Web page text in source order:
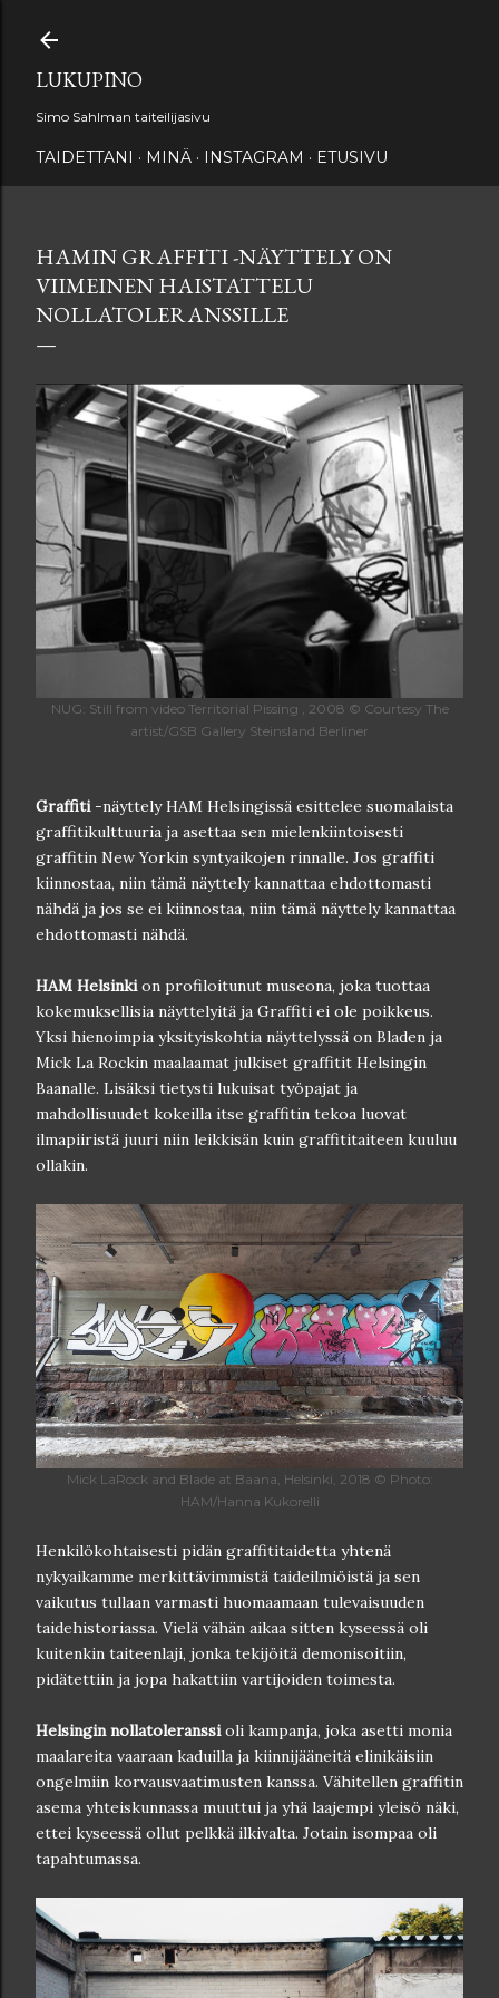
LUKUPINO
Simo Sahlman taiteilijasivu
TAIDETTANI MINÄ INSTAGRAM ETUSIVU
HAMIN GRAFFITI -NÄYTTELY ON
VIIMEINEN HAISTATTELU
NOLLATOLERANSSILLE
NUG: Still from video Territorial Pissing , 2008 © Courtesy The
artist/GSB Gallery Steinsland Berliner
Graffiti-näyttely HAM Helsingissä esittelee suomalaista
graffitikulttuuria ja asettaa sen mielenkiintoisesti
graffitin New Yorkin syntyaikojen rinnalle. Jos graffiti
kiinnostaa, niin tämä näyttely kannattaa ehdottomasti
nähdä ja jos se ei kiinnostaa, niin tämä näyttely kannattaa
ehdottomasti nähdä.
HAM Helsinkion profiloitunut museona, joka tuottaa
kokemuksellisia näyttelyitä ja Graffiti ei ole poikkeus.
Yksi hienoimpia yksityiskohtia näyttelyssä on Bladen ja
Mick La Rockin maalaamat julkiset graffitit Helsingin
Baanalle. Lisäksi tietysti lukuisat työpajat ja
mahdollisuudet kokeilla itse graffitin tekoa luovat
ilmapiiristä juuri niin leikkisän kuin graffititaiteen kuuluu
ollakin.
Mick LaRock and Blade at Baana, Helsinki, 2018 © Photo:
HAM/Hanna Kukorelli
Henkilökohtaisesti pidän graffititaidetta yhtenä
nykyaikamme merkittävimmistä taideilmiöistä ja sen
vaikutus tullaan varmasti huomaamaan tulevaisuuden
taidehistoriassa. Vielä vähän aikaa sitten kyseessä oli
kuitenkin taiteenlaji, jonka tekijöitä demonisoitiin,
pidätettiin ja jopa hakattiin vartijoiden toimesta.
Helsingin nollatoleranssioli kampanja, joka asetti monia
maalareita vaaraan kaduilla ja kiinnijääneitä elinikäisiin
ongelmiin korvausvaatimusten kanssa. Vähitellen graffitin
asema yhteiskunnassa muuttui ja yhä laajempi yleisö näki,
ettei kyseessä ollut pelkkä ilkivalta. Jotain isompaa oli
tapahtumassa.